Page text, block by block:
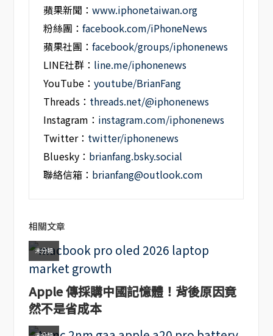
蘋果新聞：www.iphonetaiwan.org
粉絲團：facebook.com/iPhoneNews
蘋果社團：facebook/groups/iphonenews
LINE社群： line.me/iphonenews
YouTube：youtube/BrianFang
Threads： threads.net/@iphonenews
Instagram： instagram.com/iphonenews
Twitter： twitter/iphonenews
Bluesky： brianfang.bsky.social
聯絡信箱： brianfang@outlook.com
相關文章
未分類
Apple 傳採購中國記憶體！背後原因竟
然不是省成本